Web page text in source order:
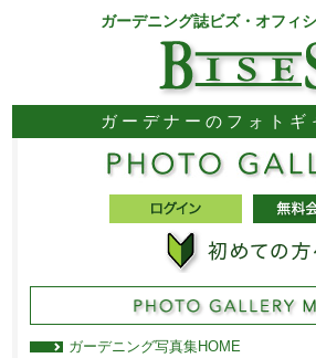
ガーデニング誌ビズ・オフィ
ガーデナーのフォトギ
ガーデニング写真集HOME